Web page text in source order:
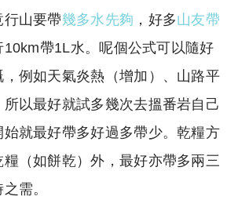
山要帶幾多水先夠 ，好多山友帶
10km帶1L水。呢個公式可以隨好
例如天氣炎熱（增加）、山路平
以最好就試多幾次去搵番岩自己
就最好帶多好過多帶少。乾糧方
（如餅乾）外，最好亦帶多兩三
需。